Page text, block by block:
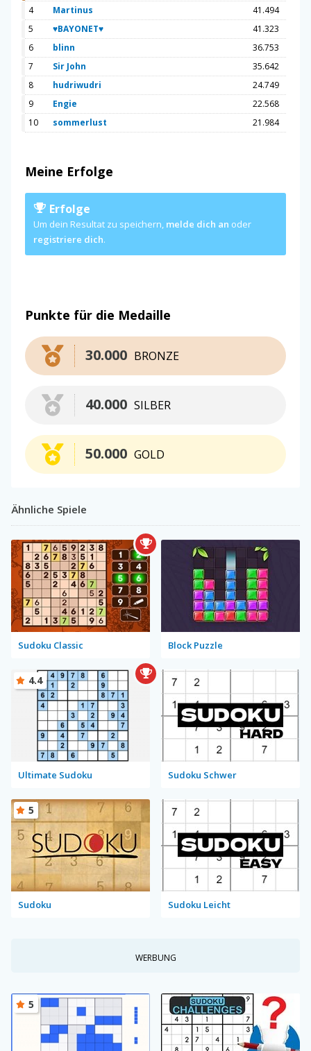
4
Martinus
41.494
5
♥BAYONET♥
41.323
6
blinn
36.753
7
Sir John
35.642
8
hudriwudri
24.749
9
Engie
22.568
10
sommerlust 21.984
Meine Erfolge
Erfolge
Um dein Resultat zu speichern, melde dich an oder
registriere dich.
Punkte für die Medaille
BRONZE
30.000
SILBER
40.000
GOLD
50.000
Ähnliche Spiele
Sudoku Classic Block Puzzle
Ultimate Sudoku
4.4
Sudoku Schwer
Sudoku
5
Sudoku Leicht
WERBUNG
5